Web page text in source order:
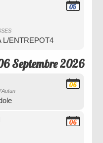
L/ENTREPOT4
05
Septembre 2026
06
06